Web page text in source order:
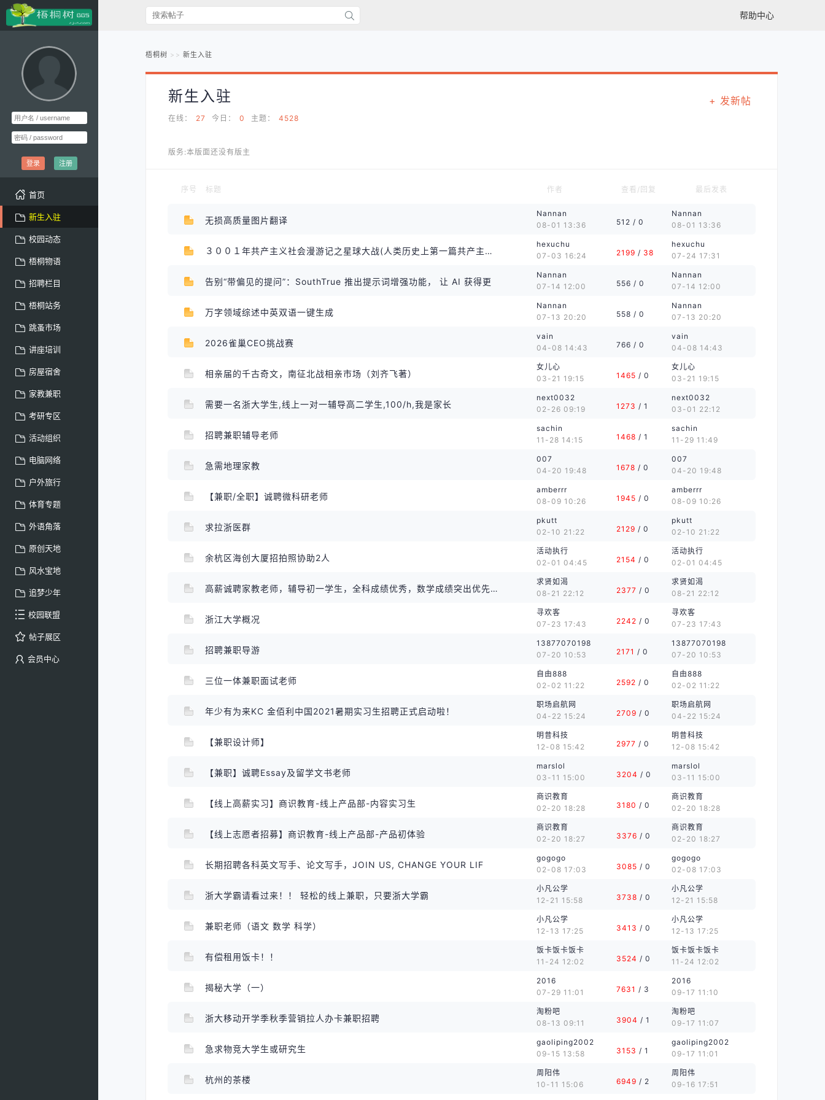
登录 注册
首页
新生入驻
校园动态
梧桐物语
招聘栏目
梧桐站务
跳蚤市场
讲座培训
房屋宿舍
家教兼职
考研专区
活动组织
电脑网络
户外旅行
体育专题
外语角落
原创天地
风水宝地
追梦少年
校园联盟
帖子展区
会员中心
帮助中心
梧桐树 新生入驻
新生入驻
在线： 27 今日： 0 主题： 4528
+ 发新帖
版务:本版面还没有版主
序号 标题 作者 查看/回复 最后发表
无损高质量图片翻译
Nannan
08-01 13:36
512 / 0
Nannan
08-01 13:36
３００１年共产主义社会漫游记之星球大战(人类历史上第一篇共产主义社会的科幻小说)
hexuchu
07-03 16:24
2199 / 38
hexuchu
07-24 17:31
告别“带偏见的提问”：SouthTrue 推出提示词增强功能， 让 AI 获得更
Nannan
07-14 12:00
556 / 0
Nannan
07-14 12:00
万字领域综述中英双语一键生成
Nannan
07-13 20:20
558 / 0
Nannan
07-13 20:20
2026雀巢CEO挑战赛
vain
04-08 14:43
766 / 0
vain
04-08 14:43
相亲届的千古奇文，南征北战相亲市场（刘齐飞著）
女儿心
03-21 19:15
1465 / 0
女儿心
03-21 19:15
需要一名浙大学生,线上一对一辅导高二学生,100/h,我是家长
next0032
02-26 09:19
1273 / 1
next0032
03-01 22:12
招聘兼职辅导老师
sachin
11-28 14:15
1468 / 1
sachin
11-29 11:49
急需地理家教
007
04-20 19:48
1678 / 0
007
04-20 19:48
【兼职/全职】诚聘微科研老师
amberrr
08-09 10:26
1945 / 0
amberrr
08-09 10:26
求拉浙医群
pkutt
02-10 21:22
2129 / 0
pkutt
02-10 21:22
余杭区海创大厦招拍照协助2人
活动执行
02-01 04:45
2154 / 0
活动执行
02-01 04:45
高薪诚聘家教老师，辅导初一学生，全科成绩优秀，数学成绩突出优先 紫金港校区
求贤如渴
08-21 22:12
2377 / 0
求贤如渴
08-21 22:12
浙江大学概况
寻欢客
07-23 17:43
2242 / 0
寻欢客
07-23 17:43
招聘兼职导游
13877070198
07-20 10:53
2171 / 0
13877070198
07-20 10:53
三位一体兼职面试老师
自由888
02-02 11:22
2592 / 0
自由888
02-02 11:22
年少有为来KC 金佰利中国2021暑期实习生招聘正式启动啦！
职场启航网
04-22 15:24
2709 / 0
职场启航网
04-22 15:24
【兼职设计师】
明昔科技
12-08 15:42
2977 / 0
明昔科技
12-08 15:42
【兼职】诚聘Essay及留学文书老师
marslol
03-11 15:00
3204 / 0
marslol
03-11 15:00
【线上高薪实习】商识教育-线上产品部-内容实习生
商识教育
02-20 18:28
3180 / 0
商识教育
02-20 18:28
【线上志愿者招募】商识教育-线上产品部-产品初体验
商识教育
02-20 18:27
3376 / 0
商识教育
02-20 18:27
长期招聘各科英文写手、论文写手，JOIN US, CHANGE YOUR LIF
gogogo
02-08 17:03
3085 / 0
gogogo
02-08 17:03
浙大学霸请看过来！！ 轻松的线上兼职，只要浙大学霸
小凡公学
12-21 15:58
3738 / 0
小凡公学
12-21 15:58
兼职老师（语文 数学 科学）
小凡公学
12-13 17:25
3413 / 0
小凡公学
12-13 17:25
有偿租用饭卡！！
饭卡饭卡饭卡
11-24 12:02
3524 / 0
饭卡饭卡饭卡
11-24 12:02
揭秘大学（一）
2016
07-29 11:01
7631 / 3
2016
09-17 11:10
浙大移动开学季秋季营销拉人办卡兼职招聘
淘粉吧
08-13 09:11
3904 / 1
淘粉吧
09-17 11:07
急求物竞大学生或研究生
gaoliping2002
09-15 13:58
3153 / 1
gaoliping2002
09-17 11:01
杭州的茶楼
周阳伟
10-11 15:06
6949 / 2
周阳伟
09-16 17:51